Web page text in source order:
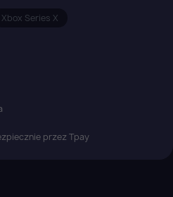
Xbox Series X
przez Tpay